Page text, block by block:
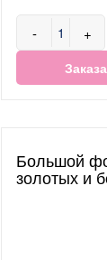
- +
Большой
золотых и